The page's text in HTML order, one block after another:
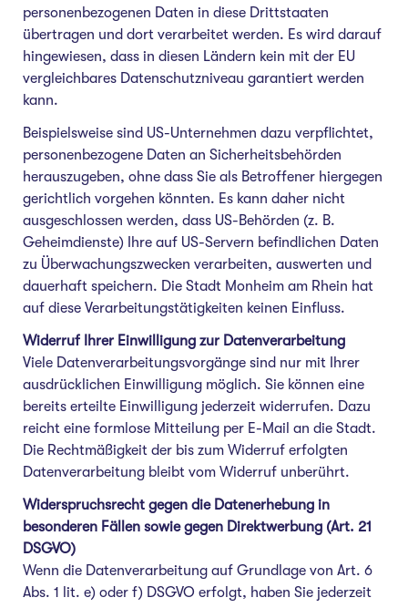
personenbezogenen Daten in diese Drittstaaten
übertragen und dort verarbeitet werden. Es wird darauf
hingewiesen, dass in diesen Ländern kein mit der EU
vergleichbares Datenschutzniveau garantiert werden
kann.
Beispielsweise sind US-Unternehmen dazu verpflichtet,
personenbezogene Daten an Sicherheitsbehörden
herauszugeben, ohne dass Sie als Betroffener hiergegen
gerichtlich vorgehen könnten. Es kann daher nicht
ausgeschlossen werden, dass US-Behörden (z. B.
Geheimdienste) Ihre auf US-Servern befindlichen Daten
zu Überwachungszwecken verarbeiten, auswerten und
dauerhaft speichern. Die Stadt Monheim am Rhein hat
auf diese Verarbeitungstätigkeiten keinen Einfluss.
Widerruf Ihrer Einwilligung zur Datenverarbeitung
Viele Datenverarbeitungsvorgänge sind nur mit Ihrer
ausdrücklichen Einwilligung möglich. Sie können eine
bereits erteilte Einwilligung jederzeit widerrufen. Dazu
reicht eine formlose Mitteilung per E-Mail an die Stadt.
Die Rechtmäßigkeit der bis zum Widerruf erfolgten
Datenverarbeitung bleibt vom Widerruf unberührt.
Widerspruchsrecht gegen die Datenerhebung in
besonderen Fällen sowie gegen Direktwerbung (Art. 21
DSGVO)
Wenn die Datenverarbeitung auf Grundlage von Art. 6
Abs. 1 lit. e) oder f) DSGVO erfolgt, haben Sie jederzeit